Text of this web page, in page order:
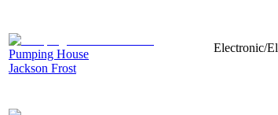
Pumping House
Jackson Frost
Electronic/